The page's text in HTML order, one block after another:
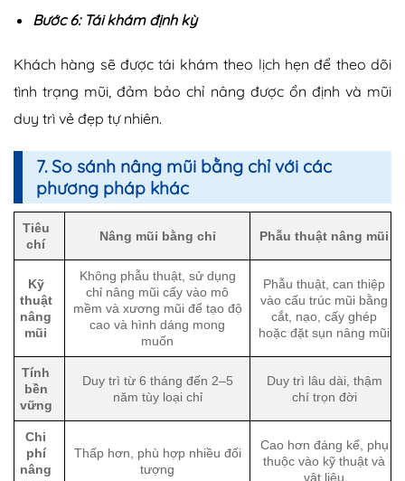
Bước 6: Tái khám định kỳ
Khách hàng sẽ được tái khám theo lịch hẹn để theo dõi
tình trạng mũi, đảm bảo chỉ nâng được ổn định và mũi
duy trì vẻ đẹp tự nhiên.
7. So sánh nâng mũi bằng chỉ với các
phương pháp khác
Tiêu
chí
Nâng mũi bằng chỉ Phẫu thuật nâng mũi
Kỹ
thuật
nâng
mũi
Không phẫu thuật, sử dụng
chỉ nâng mũi cấy vào mô
mềm và xương mũi để tạo độ
cao và hình dáng mong
muốn
Phẫu thuật, can thiệp
vào cấu trúc mũi bằng
cắt, nạo, cấy ghép
hoặc đặt sụn nâng mũi
Tính
bền
vững
Duy trì từ 6 tháng đến 2–5
năm tùy loại chỉ
Duy trì lâu dài, thậm
chí trọn đời
Chi
phí
nâng
Thấp hơn, phù hợp nhiều đối
tượng
Cao hơn đáng kể, phụ
thuộc vào kỹ thuật và
vật liệu